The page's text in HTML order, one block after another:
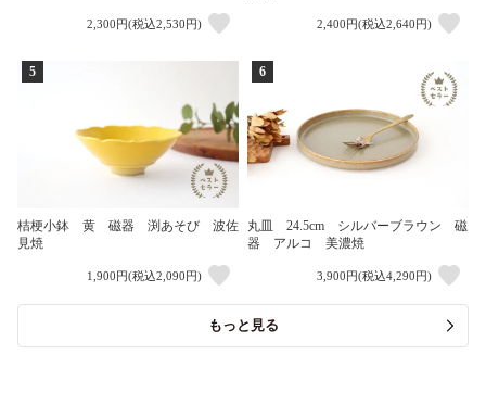
2,300円(税込2,530円) 2,400円(税込2,640円)
5
桔梗小鉢 黄 磁器 渕あそび 波佐
見焼
1,900円(税込2,090円)
6
丸皿 24.5cm シルバーブラウン 磁
器 アルコ 美濃焼
3,900円(税込4,290円)
もっと見る